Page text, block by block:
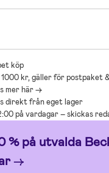
köp
kr, gäller för postpaket
mer här ->
direkt från eget lager
på vardagar – skickas
% på utvalda
→